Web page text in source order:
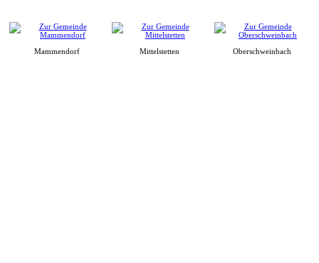
Mammendorf Mittelstetten Oberschweinbach